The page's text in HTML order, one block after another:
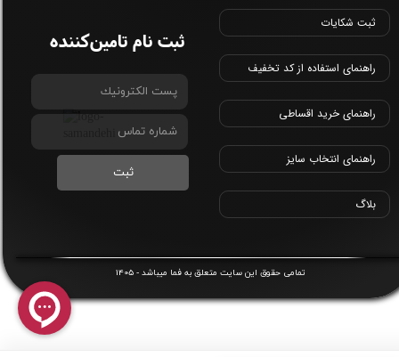
​تمامی حقوق این سایت متعلق بهفما میباشد -1405
ثبت شکایات
راهنمای استفاده از کد تخفیف
راهنمای خرید اقساطی
راهنمای انتخاب سایز
بلاگ
ثبت
ثبت نام تامین‌کننده